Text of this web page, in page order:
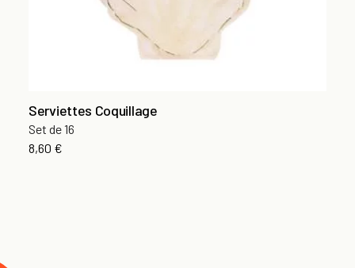
Serviettes Coquillage
Set de 16
8,60 €